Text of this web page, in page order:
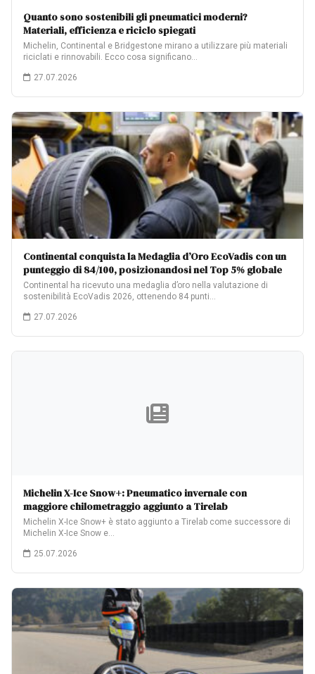
Quanto sono sostenibili gli pneumatici moderni?
Materiali, efficienza e riciclo spiegati
Michelin, Continental e Bridgestone mirano a utilizzare più materiali
riciclati e rinnovabili. Ecco cosa significano…
27.07.2026
Continental conquista la Medaglia d’Oro EcoVadis con un
punteggio di 84/100, posizionandosi nel Top 5% globale
Continental ha ricevuto una medaglia d’oro nella valutazione di
sostenibilità EcoVadis 2026, ottenendo 84 punti…
27.07.2026
Michelin X-Ice Snow+: Pneumatico invernale con
maggiore chilometraggio aggiunto a Tirelab
Michelin X-Ice Snow+ è stato aggiunto a Tirelab come successore di
Michelin X-Ice Snow e…
25.07.2026